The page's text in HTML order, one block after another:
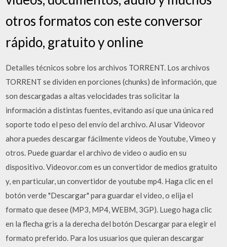
otros formatos con este conversor
rápido, gratuito y online
Detalles técnicos sobre los archivos TORRENT. Los archivos
TORRENT se dividen en porciones (chunks) de información, que
son descargadas a altas velocidades tras solicitar la
información a distintas fuentes, evitando así que una única red
soporte todo el peso del envío del archivo. Al usar Videovor
ahora puedes descargar fácilmente videos de Youtube, Vimeo y
otros. Puede guardar el archivo de video o audio en su
dispositivo. Videovor.com es un convertidor de medios gratuito
y, en particular, un convertidor de youtube mp4. Haga clic en el
botón verde "Descargar" para guardar el video, o elija el
formato que desee (MP3, MP4, WEBM, 3GP). Luego haga clic
en la flecha gris a la derecha del botón Descargar para elegir el
formato preferido. Para los usuarios que quieran descargar